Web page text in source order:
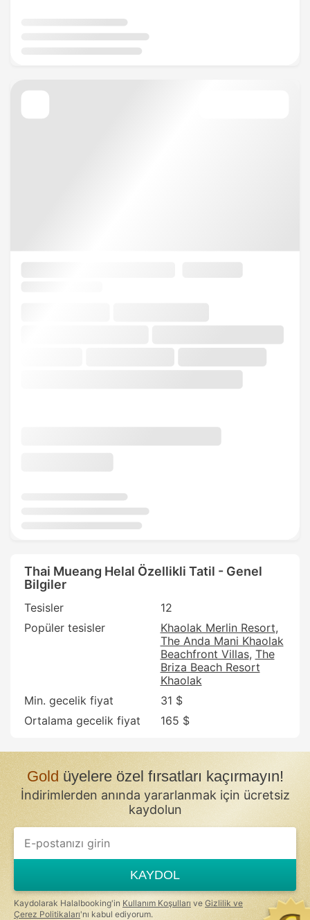
Thai Mueang Helal Özellikli Tatil - Genel
Bilgiler
Tesisler
12
Popüler tesisler
Khaolak Merlin Resort
The Anda Mani Khaolak
Beachfront Villas The
Briza Beach Resort
Khaolak
Min. gecelik fiyat
31 $
Ortalama gecelik fiyat
165 $
Goldüyelere özel fırsatları kaçırmayın!
İndirimlerden anında yararlanmak için ücretsiz
kaydolun
KAYDOL
Kaydolarak Halalbooking'in Kullanım Koşulları ve Gizlilik ve
Çerez Politikaları'nı kabul ediyorum.